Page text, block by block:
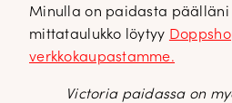
Minulla on paidasta päälläni
mittataulukko löytyy
verkkokaupastamme.
Victoria paidassa on